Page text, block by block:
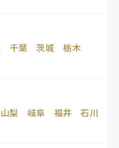
千葉 茨城
栃木
山梨 岐阜 福井
石川